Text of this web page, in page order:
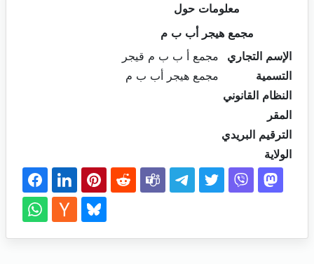
معلومات حول
مجمع هيجر أب ب م
الإسم التجاري
مجمع أ ب ب م قيجر
التسمية
مجمع هيجر أب ب م
النظام القانوني
المقر
الترقيم البريدي
الولاية